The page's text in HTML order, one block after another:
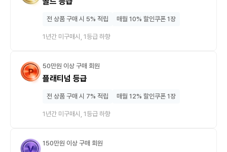
전 상품 구매 시 5% 적립 매월 10% 할인쿠폰 1장
1년간 미구매시, 1등급 하향
50만원 이상 구매 회원
플래티넘 등급
전 상품 구매 시 7% 적립 매월 12% 할인쿠폰 1장
1년간 미구매시, 1등급 하향
150만원 이상 구매 회원